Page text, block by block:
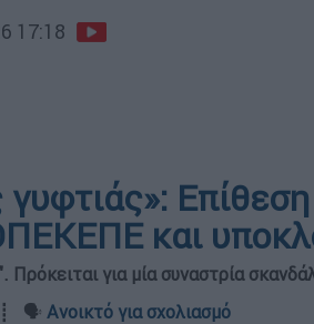
17:18
και
Πρόκειται για μία συναστρία
┋ 🗣️ Ανοικτό για σχολιασμό